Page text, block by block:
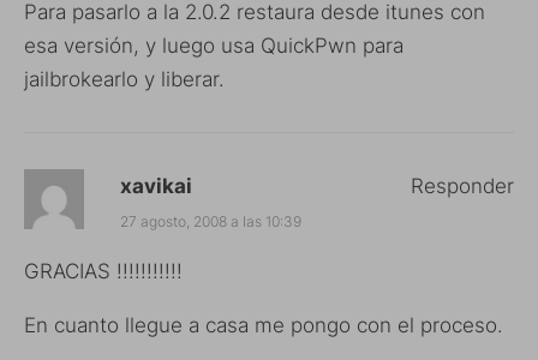
Para pasarlo a la 2.0.2 restaura desde itunes con
esa versión, y luego usa QuickPwn para
jailbrokearlo y liberar.
xavikai
27 agosto, 2008 a las 10:39
GRACIAS !!!!!!!!!!!
En cuanto llegue a casa me pongo con el proceso.
Responder